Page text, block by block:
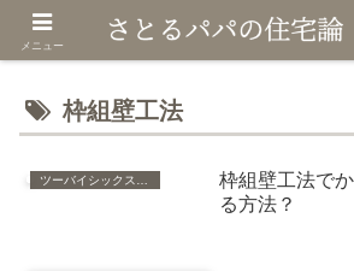
枠組壁工法
枠組壁工法で
る方法？
メニュー